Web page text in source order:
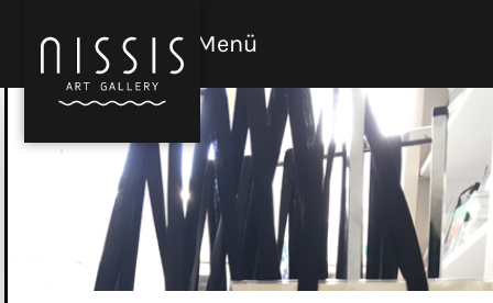
Menü
Open
mobile
menu
Close
mobile
menu